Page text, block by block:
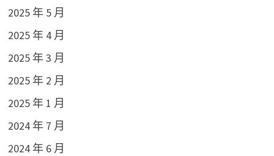
2025 年 5 月
2025 年 4 月
2025 年 3 月
2025 年 2 月
2025 年 1 月
2024 年 7 月
2024 年 6 月